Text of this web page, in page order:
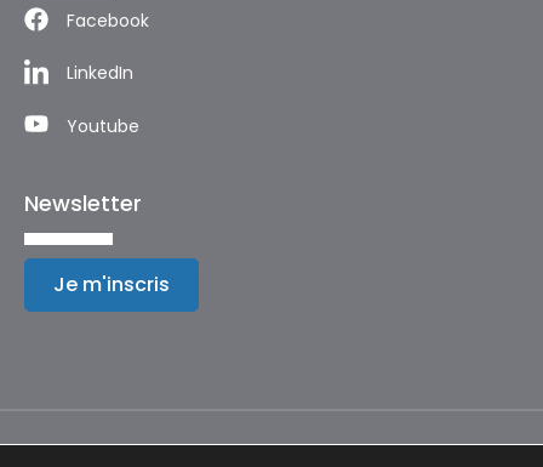
Facebook
LinkedIn
Youtube
Newsletter
Je m'inscris